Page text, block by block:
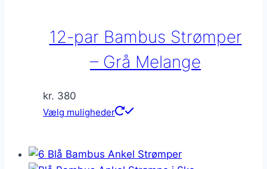
vælges
på
varesiden
12-par Bambus Strømper
– Grå Melange
kr. 380
Vælg muligheder
Dette
flere